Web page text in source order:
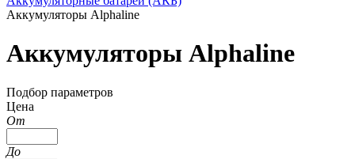
Аккумуляторы Alphaline
Аккумуляторы Alphaline
Подбор параметров
Цена
От
До